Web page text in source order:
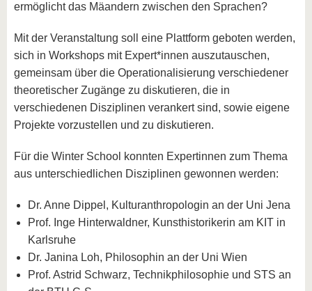
ermöglicht das Mäandern zwischen den Sprachen?
Mit der Veranstaltung soll eine Plattform geboten werden,
sich in Workshops mit Expert*innen auszutauschen,
gemeinsam über die Operationalisierung verschiedener
theoretischer Zugänge zu diskutieren, die in
verschiedenen Disziplinen verankert sind, sowie eigene
Projekte vorzustellen und zu diskutieren.
Für die Winter School konnten Expertinnen zum Thema
aus unterschiedlichen Disziplinen gewonnen werden:
Dr. Anne Dippel, Kulturanthropologin an der Uni Jena
Prof. Inge Hinterwaldner, Kunsthistorikerin am KIT in
Karlsruhe
Dr. Janina Loh, Philosophin an der Uni Wien
Prof. Astrid Schwarz, Technikphilosophie und STS an